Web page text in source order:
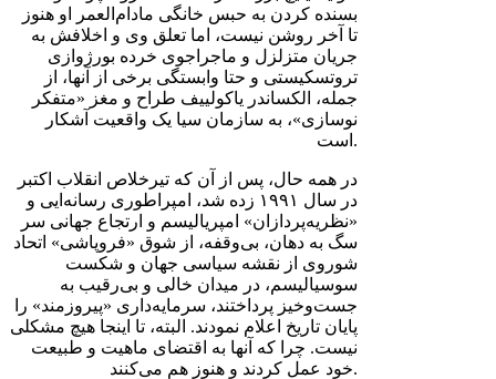
بسنده کردن به حبس خانگی مادام‌العمر او هنوز
تا آخر روشن نیست، اما تعلق وی و اخلافش به
جریان متزلزل و ماجراجوی خرده بورژوازی
تروتسکیستی و حتا وابستگی برخی از آنها، از
جمله، الکساندر یاکولییف طراح و مغز «متفکر
نوسازی»، به سازمان سیا یک واقعیت آشکار
است.
در همه حال، پس از آن که تیرخلاص انقلاب اکتبر
در سال ۱۹۹۱ زده شد، امپراطوری رسانه‌ایی و
«نظریه‌پردازان» امپریالیسم و ارتجاع جهانی سر
سگ به دهان، بی‌وقفه، از شوق «فروپاشی» اتحاد
شوروی از نقشه سیاسی جهان و شکست
سوسیالیسم، در میدان خالی و بی‌رقیب به
جست‌و‌خیز پرداختند، سرمایه‌داری «پیروزمند» را
پایان تاریخ اعلام نمودند. البته، تا اینجا هیچ مشکلی
نیست. چرا که آنها به اقتضای ماهیت و طبیعت
خود عمل کردند و هنوز هم می‌کنند.